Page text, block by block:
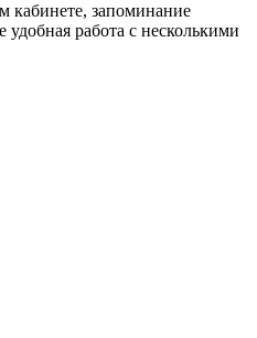
кабинете, запоминание
удобная работа с несколькими